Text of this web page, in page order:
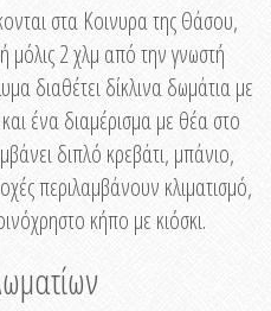
στα Κοινυρα της Θάσου,
2 χλμ από την γνωστή
διαθέτει δίκλινα δωμάτια με
ένα διαμέρισμα με θέα στο
διπλό κρεβάτι, μπάνιο,
περιλαμβάνουν κλιματισμό,
κήπο με κιόσκι.